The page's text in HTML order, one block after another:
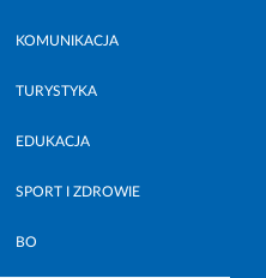
KOMUNIKACJA
TURYSTYKA
EDUKACJA
SPORT I ZDROWIE
BO